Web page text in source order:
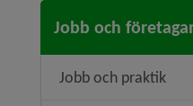
Jobb och
Jobb och praktik